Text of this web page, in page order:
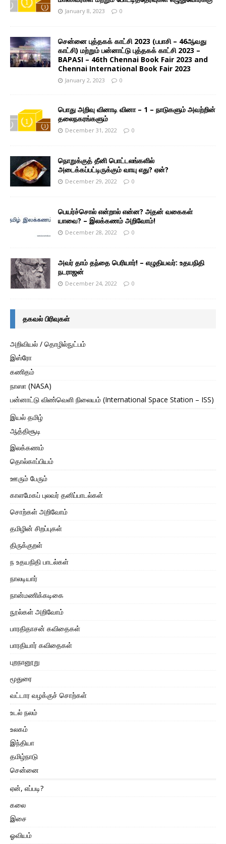
January 8, 2023 0
சென்னை புத்தகக் காட்சி 2023 (பபாசி – 46ஆவது
காட்சி) மற்றும் பன்னாட்டு புத்தகக் காட்சி 2023 –
BAPASI – 46th Chennai Book Fair 2023 and
Chennai International Book Fair 2023
January 2, 2023 0
பொது அறிவு வினாடி வினா – 1 – நாடுகளும் அவற்றின்
தலைநகரங்களும்
December 31, 2022 0
நொறுக்குத் தீனி பொட்டலங்களில்
அடைக்கப்பட்டிருக்கும் வாயு எது? ஏன்?
December 29, 2022 0
பெயர்ச்சொல் என்றால் என்ன? அதன் வகைகள்
யாவை? – இலக்கணம் அறிவோம்!
December 28, 2022 0
அவர் தாம் தந்தை பெரியார்! – எழுதியவர்: உதயநிதி
நடராஜன்
December 24, 2022 0
தகவல் பிரிவுகள்
அறிவியல் / தொழில்நுட்பம்
இஸ்ரோ
கணிதம்
நாஸா (NASA)
பன்னாட்டு விண்வெளி நிலையம் (International Space Station – ISS)
இயல் தமிழ்
ஆத்திசூடி
இலக்கணம்
தொல்காப்பியம்
ஊரும் பேரும்
காளமேகப் புலவர் தனிப்பாடல்கள்
சொற்கள் அறிவோம்
தமிழின் சிறப்புகள்
திருக்குறள்
ந உதயநிதி பாடல்கள்
நாலடியார்
நான்மணிக்கடிகை
நூல்கள் அறிவோம்
பாரதிதாசன் கவிதைகள்
பாரதியார் கவிதைகள்
புறநானூறு
மூதுரை
வட்டார வழக்குச் சொற்கள்
உடல் நலம்
உலகம்
இந்தியா
தமிழ்நாடு
சென்னை
ஏன், எப்படி?
கலை
இசை
ஓவியம்